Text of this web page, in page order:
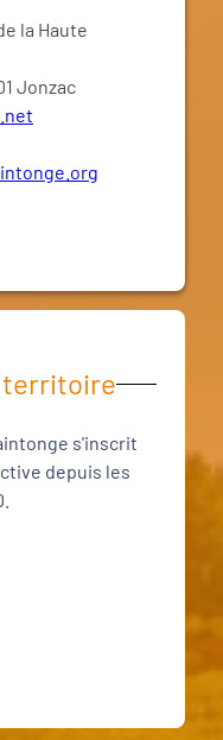
la Haute
Jonzac
territoire
s'inscrit
depuis les